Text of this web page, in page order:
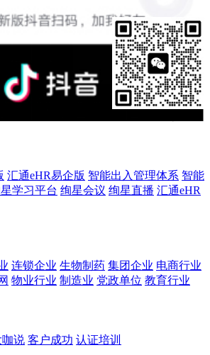
汇通eHR易企版 智能出入管理体系 智能
学习平台 绚星会议 绚星直播 汇通eHR
连锁企业 生物制药 集团企业 电商行业
物业行业 制造业 党政单位 教育行业
说 客户成功 认证培训